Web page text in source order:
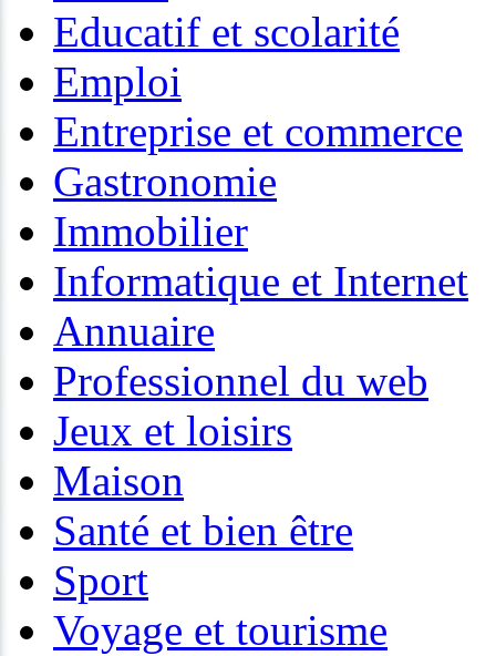
Educatif et scolarité
Emploi
Entreprise et commerce
Gastronomie
Immobilier
Informatique et Internet
Annuaire
Professionnel du web
Jeux et loisirs
Maison
Santé et bien être
Sport
Voyage et tourisme